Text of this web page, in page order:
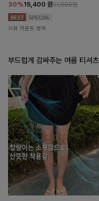
30%15,400 원21,900원
리뷰 카운트 영역
부드럽게 감싸주는 여름 티셔츠